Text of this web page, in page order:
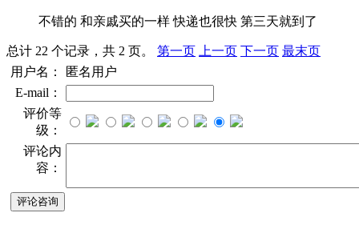
不错的 和亲戚买的一样 快递也很快 第三天就到了
总计 22 个记录，共 2 页。 第一页 上一页 下一页 最末页
用户名：
匿名用户
E-mail：
评价等
级：
评论内
容：